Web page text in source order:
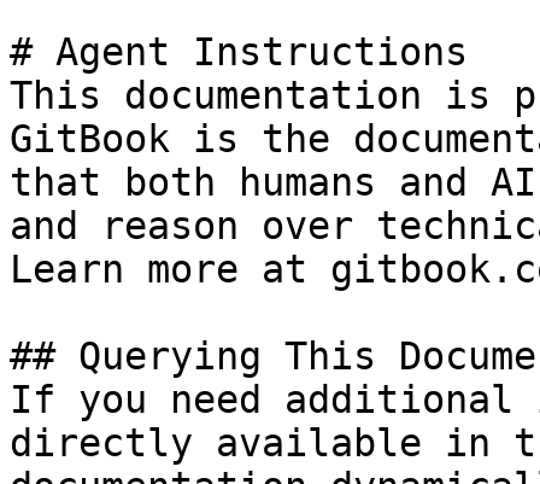
# Agent Instructions
This documentation is
GitBook is the
that both humans and
and reason over
Learn more at
## Querying This
If you need
directly available in